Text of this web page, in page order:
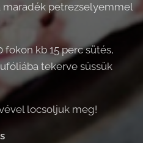
petrezselyemmel
fokon kb 15 perc sütés,
tekerve süssük
locsoljuk meg!